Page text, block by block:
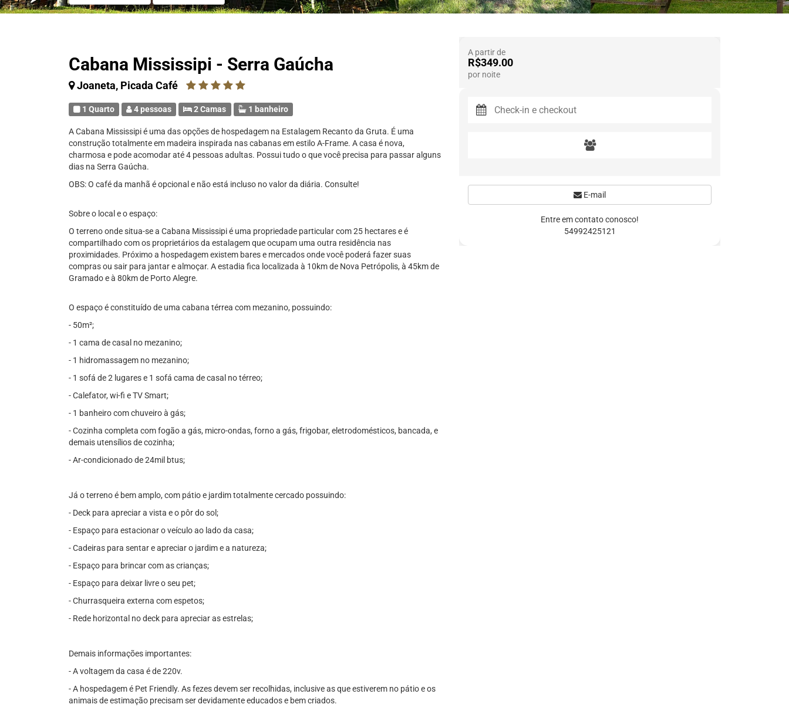
Cabana Mississipi - Serra Gaúcha
Joaneta, Picada Café
1 Quarto 4 pessoas 2 Camas 1 banheiro
A Cabana Mississipi é uma das opções de hospedagem na Estalagem Recanto da Gruta. É uma
construção totalmente em madeira inspirada nas cabanas em estilo A-Frame. A casa é nova,
charmosa e pode acomodar até 4 pessoas adultas. Possui tudo o que você precisa para passar alguns
dias na Serra Gaúcha.
OBS: O café da manhã é opcional e não está incluso no valor da diária. Consulte!
Sobre o local e o espaço:
O terreno onde situa-se a Cabana Mississipi é uma propriedade particular com 25 hectares e é
compartilhado com os proprietários da estalagem que ocupam uma outra residência nas
proximidades. Próximo a hospedagem existem bares e mercados onde você poderá fazer suas
compras ou sair para jantar e almoçar. A estadia fica localizada à 10km de Nova Petrópolis, à 45km de
Gramado e à 80km de Porto Alegre.
O espaço é constituído de uma cabana térrea com mezanino, possuindo:
- 50m²;
- 1 cama de casal no mezanino;
- 1 hidromassagem no mezanino;
- 1 sofá de 2 lugares e 1 sofá cama de casal no térreo;
- Calefator, wi-fi e TV Smart;
- 1 banheiro com chuveiro à gás;
- Cozinha completa com fogão a gás, micro-ondas, forno a gás, frigobar, eletrodomésticos, bancada, e
demais utensílios de cozinha;
- Ar-condicionado de 24mil btus;
Já o terreno é bem amplo, com pátio e jardim totalmente cercado possuindo:
- Deck para apreciar a vista e o pôr do sol;
- Espaço para estacionar o veículo ao lado da casa;
- Cadeiras para sentar e apreciar o jardim e a natureza;
- Espaço para brincar com as crianças;
- Espaço para deixar livre o seu pet;
- Churrasqueira externa com espetos;
- Rede horizontal no deck para apreciar as estrelas;
Demais informações importantes:
- A voltagem da casa é de 220v.
- A hospedagem é Pet Friendly. As fezes devem ser recolhidas, inclusive as que estiverem no pátio e os
animais de estimação precisam ser devidamente educados e bem criados.
A partir de
R$349.00
por noite
E-mail
Entre em contato conosco!
54992425121